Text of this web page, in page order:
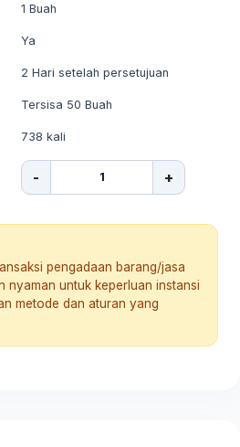
1 Buah
Ya
2 Hari setelah persetujuan
Tersisa 50 Buah
738 kali
- +
pengadaan barang/jasa
nyaman untuk keperluan instansi
metode dan aturan yang